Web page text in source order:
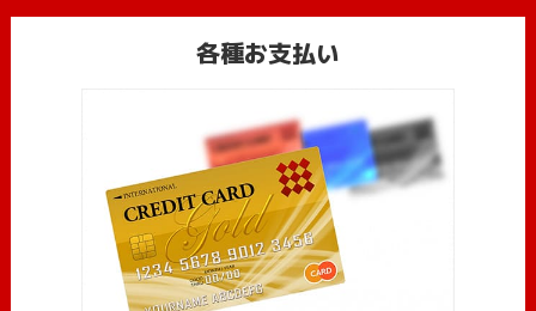
各種お支払い